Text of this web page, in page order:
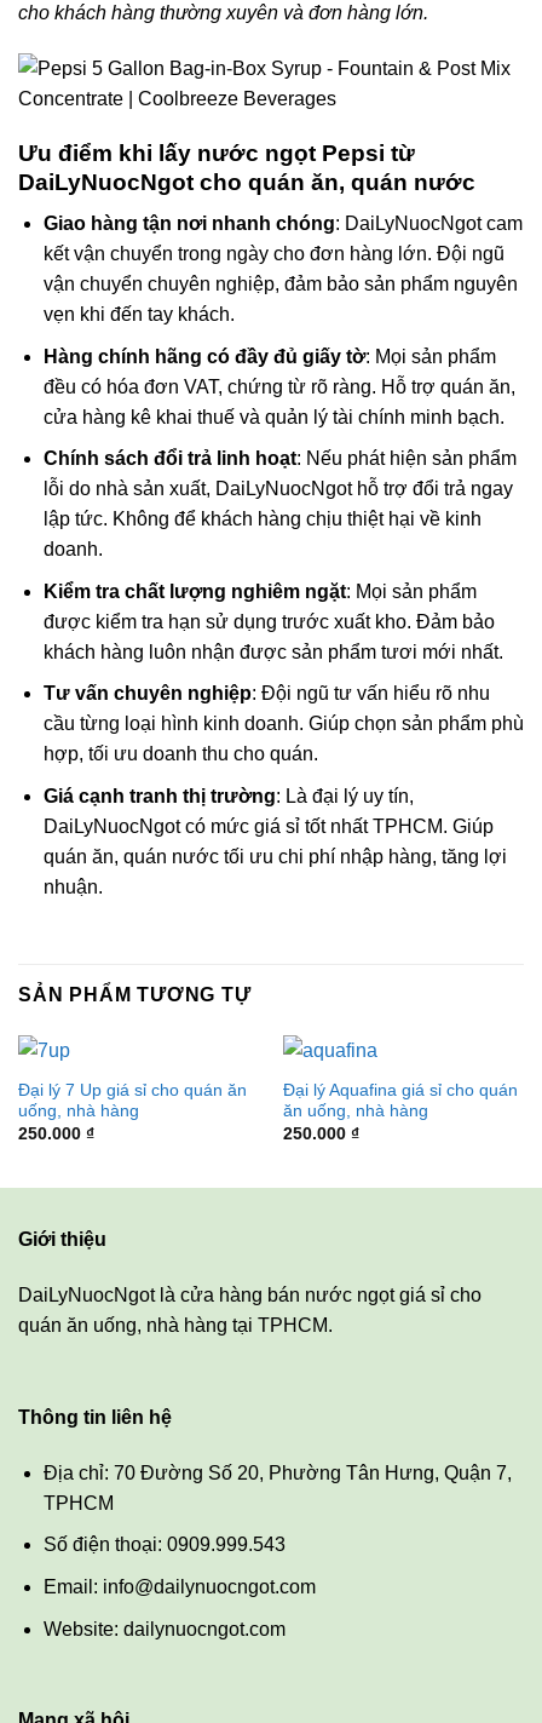
cho khách hàng thường xuyên và đơn hàng lớn.
Ưu điểm khi lấy nước ngọt Pepsi từ
DaiLyNuocNgot cho quán ăn, quán nước
Giao hàng tận nơi nhanh chóng: DaiLyNuocNgot cam
kết vận chuyển trong ngày cho đơn hàng lớn. Đội ngũ
vận chuyển chuyên nghiệp, đảm bảo sản phẩm nguyên
vẹn khi đến tay khách.
Hàng chính hãng có đầy đủ giấy tờ: Mọi sản phẩm
đều có hóa đơn VAT, chứng từ rõ ràng. Hỗ trợ quán ăn,
cửa hàng kê khai thuế và quản lý tài chính minh bạch.
Chính sách đổi trả linh hoạt: Nếu phát hiện sản phẩm
lỗi do nhà sản xuất, DaiLyNuocNgot hỗ trợ đổi trả ngay
lập tức. Không để khách hàng chịu thiệt hại về kinh
doanh.
Kiểm tra chất lượng nghiêm ngặt: Mọi sản phẩm
được kiểm tra hạn sử dụng trước xuất kho. Đảm bảo
khách hàng luôn nhận được sản phẩm tươi mới nhất.
Tư vấn chuyên nghiệp: Đội ngũ tư vấn hiểu rõ nhu
cầu từng loại hình kinh doanh. Giúp chọn sản phẩm phù
hợp, tối ưu doanh thu cho quán.
Giá cạnh tranh thị trường: Là đại lý uy tín,
DaiLyNuocNgot có mức giá sỉ tốt nhất TPHCM. Giúp
quán ăn, quán nước tối ưu chi phí nhập hàng, tăng lợi
nhuận.
SẢN PHẨM TƯƠNG TỰ
Đại lý 7 Up giá sỉ cho quán ăn
uống, nhà hàng
250.000 ₫
Đại lý Aquafina giá sỉ cho quán
ăn uống, nhà hàng
250.000 ₫
Giới thiệu
DaiLyNuocNgot là cửa hàng bán nước ngọt giá sỉ cho
quán ăn uống, nhà hàng tại TPHCM.
Thông tin liên hệ
Địa chỉ: 70 Đường Số 20, Phường Tân Hưng, Quận 7,
TPHCM
Số điện thoại: 0909.999.543
Email: info@dailynuocngot.com
Website: dailynuocngot.com